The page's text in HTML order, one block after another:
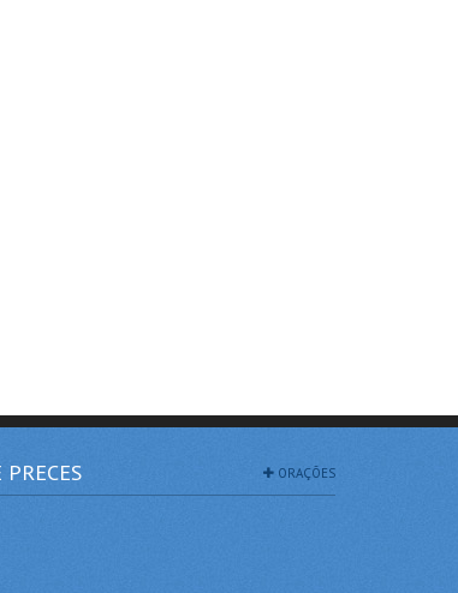
PRECES ORAÇÕES